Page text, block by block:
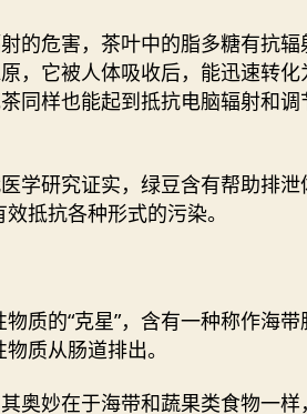
的危害，茶叶中的脂多糖有抗辐
，它被人体吸收后，能迅速转化
同样也能起到抵抗电脑辐射和调
学研究证实，绿豆含有帮助排泄
抵抗各种形式的污染。
质的“克星”，含有一种称作海带
质从肠道排出。
奥妙在于海带和蔬果类食物一样，